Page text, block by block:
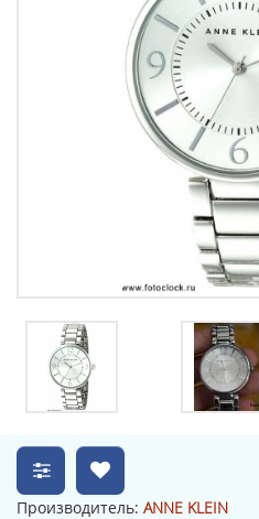
Производитель: ANNE KLEIN